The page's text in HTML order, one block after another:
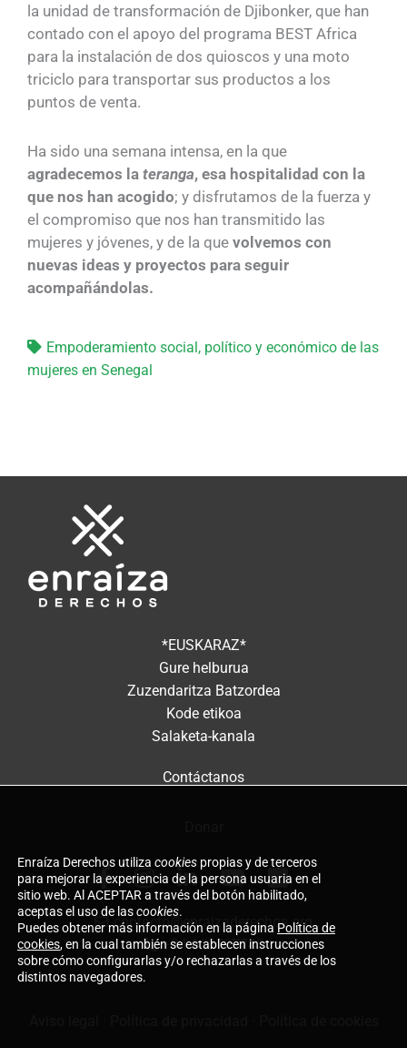
la unidad de transformación de Djibonker, que han
contado con el apoyo del programa BEST Africa
para la instalación de dos quioscos y una moto
triciclo para transportar sus productos a los
puntos de venta.
Ha sido una semana intensa, en la que
agradecemos la teranga, esa hospitalidad con la
que nos han acogido; y disfrutamos de la fuerza y
el compromiso que nos han transmitido las
mujeres y jóvenes, y de la que volvemos con
nuevas ideas y proyectos para seguir
acompañándolas.
Empoderamiento social, político y económico de las
mujeres en Senegal
*EUSKARAZ*
Gure helburua
Zuzendaritza Batzordea
Kode etikoa
Salaketa-kanala
Contáctanos
contacto@enraizaderechos.org
+34 660597743
Enraíza Derechos utiliza cookies propias y de terceros
para mejorar la experiencia de la persona usuaria en el
sitio web. Al ACEPTAR a través del botón habilitado,
aceptas el uso de lascookies.
Puedes obtener más información en la página Política de
cookies, en la cual también se establecen instrucciones
sobre cómo configurarlas y/o rechazarlas a través de los
distintos navegadores.